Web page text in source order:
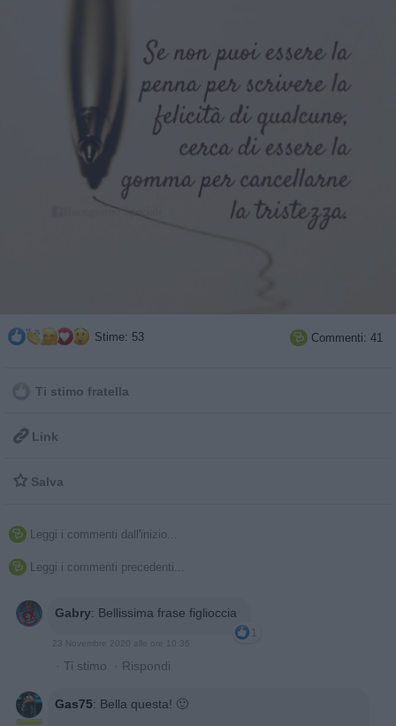
Stime: 53  Commenti: 41
Ti stimo fratella
 Link
 Salva
 Leggi i commenti dall'inizio...
 Leggi i commenti precedenti...
Gabry: Bellissima frase figlioccia
1
23 Novembre 2020 alle ore 10:36
· Ti stimo · Rispondi
Gas75: Bella questa! 🙂